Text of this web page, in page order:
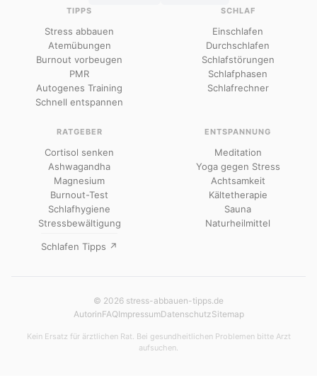
TIPPS
Stress abbauen
Atemübungen
Burnout vorbeugen
PMR
Autogenes Training
Schnell entspannen
SCHLAF
Einschlafen
Durchschlafen
Schlafstörungen
Schlafphasen
Schlafrechner
RATGEBER
Cortisol senken
Ashwagandha
Magnesium
Burnout-Test
Schlafhygiene
Stressbewältigung
Schlafen Tipps ↗
ENTSPANNUNG
Meditation
Yoga gegen Stress
Achtsamkeit
Kältetherapie
Sauna
Naturheilmittel
© 2026 stress-abbauen-tipps.de
AutorinFAQImpressumDatenschutzSitemap
Kein Ersatz für ärztlichen Rat. Bei gesundheitlichen Problemen bitte Arzt
aufsuchen.